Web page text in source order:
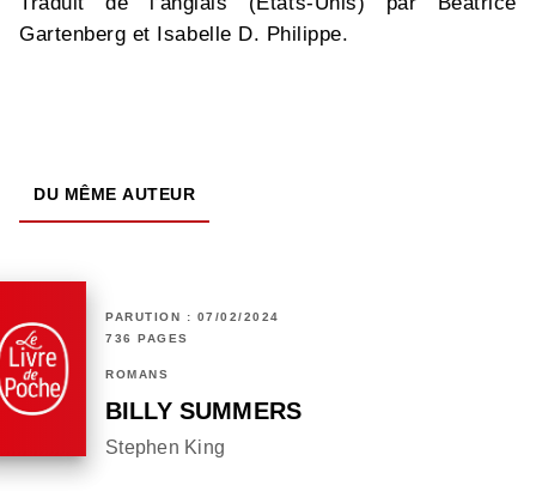
Gartenberg et Isabelle D. Philippe.
DU MÊME AUTEUR
PARUTION : 07/02/2024
736 PAGES
ROMANS
BILLY SUMMERS
Stephen King